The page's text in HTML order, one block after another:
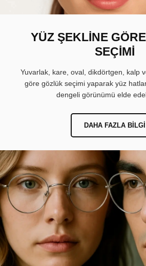
YÜZ ŞEKLİNE
SEÇİMİ
Yuvarlak, kare, oval, dikdörtgen, kalp
göre gözlük seçimi yaparak yüz
dengeli görünümü elde
DAHA FAZLA BILGI